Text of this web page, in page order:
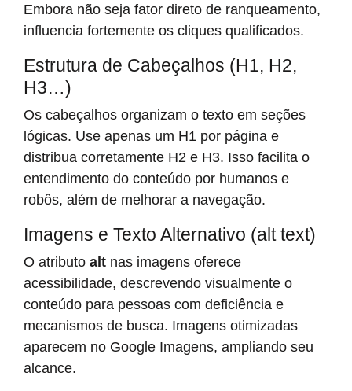
Embora não seja fator direto de ranqueamento,
influencia fortemente os cliques qualificados.
Estrutura de Cabeçalhos (H1, H2,
H3…)
Os cabeçalhos organizam o texto em seções
lógicas. Use apenas um H1 por página e
distribua corretamente H2 e H3. Isso facilita o
entendimento do conteúdo por humanos e
robôs, além de melhorar a navegação.
Imagens e Texto Alternativo (alt text)
O atributo alt nas imagens oferece
acessibilidade, descrevendo visualmente o
conteúdo para pessoas com deficiência e
mecanismos de busca. Imagens otimizadas
aparecem no Google Imagens, ampliando seu
alcance.